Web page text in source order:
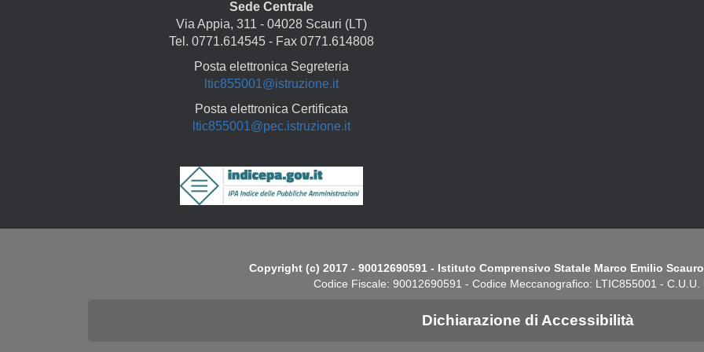
Sede Centrale
Via Appia, 311 - 04028 Scauri (LT)
Tel. 0771.614545 - Fax 0771.614808
Posta elettronica Segreteria
ltic855001@istruzione.it
Posta elettronica Certificata
ltic855001@pec.istruzione.it
Copyright (c) 2017 - 90012690591 - Istituto Comprensivo Statale Marco Emilio
Codice Fiscale: 90012690591 - Codice Meccanografico: LTIC855001 - C.U.U.
Dichiarazione di Accessibilità